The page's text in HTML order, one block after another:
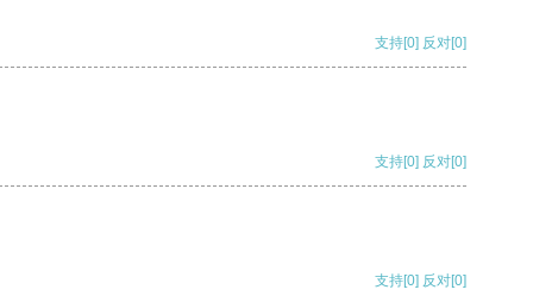
支持[0] 反对[0]
支持[0] 反对[0]
支持[0] 反对[0]